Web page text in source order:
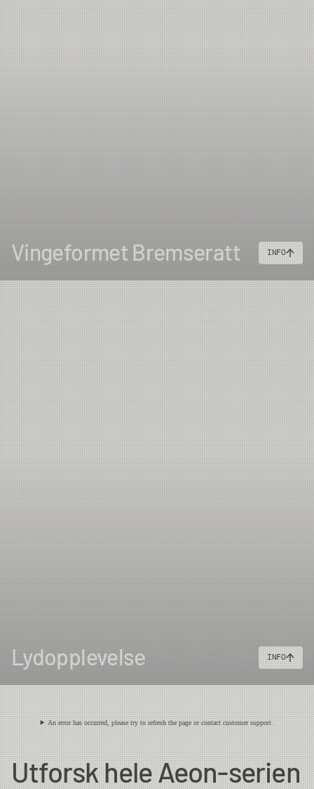
Vingeformet Bremseratt INFO
Lydopplevelse INFO
An error has occurred, please try to refresh the page or contact customer support.
Utforsk hele Aeon-serien